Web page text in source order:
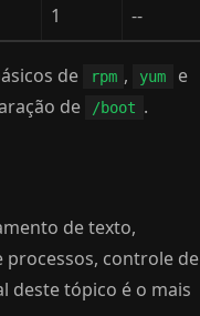
1 --
de rpm , yum e
de /boot .
de texto,
controle de
deste tópico é o mais